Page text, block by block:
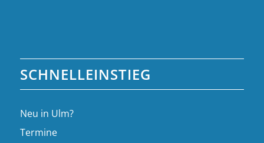
SCHNELLEINSTIEG
Neu in Ulm?
Termine